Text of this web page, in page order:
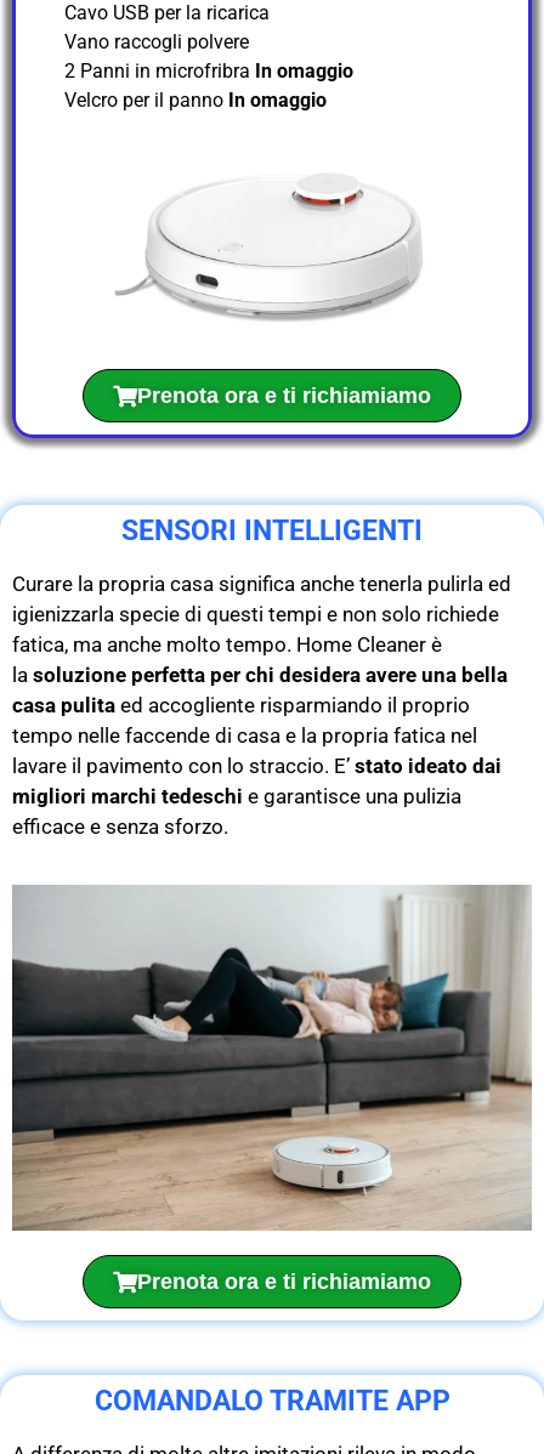
Cavo USB per la ricarica
Vano raccogli polvere
2 Panni in microfribra In omaggio
Velcro per il panno In omaggio
Prenota ora e ti richiamiamo
SENSORI INTELLIGENTI
Curare la propria casa significa anche tenerla pulirla ed
igienizzarla specie di questi tempi e non solo richiede
fatica, ma anche molto tempo. Home Cleaner è
la soluzione perfetta per chi desidera avere una bella
casa pulita ed accogliente risparmiando il proprio
tempo nelle faccende di casa e la propria fatica nel
lavare il pavimento con lo straccio. E’ stato ideato dai
migliori marchi tedeschi e garantisce una pulizia
efficace e senza sforzo.
Prenota ora e ti richiamiamo
COMANDALO TRAMITE APP